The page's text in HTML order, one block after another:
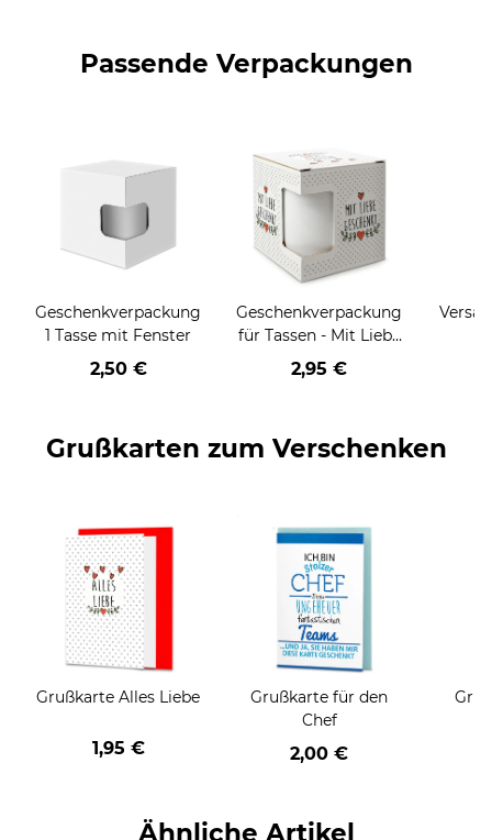
Passende Verpackungen
Geschenkverpackung
1 Tasse mit Fenster
2,50 €
Geschenkverpackung
für Tassen - Mit Liebe
geschenkt
2,95 €
Grußkarten zum Verschenken
Grußkarte Alles Liebe
1,95 €
Grußkarte für den
Chef
2,00 €
Ähnliche Artikel